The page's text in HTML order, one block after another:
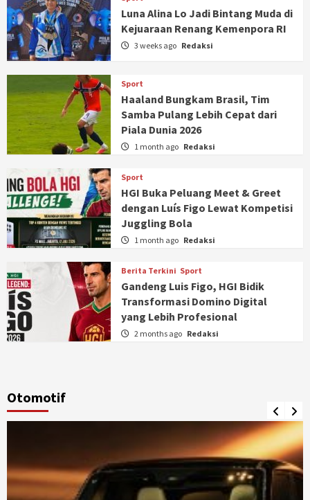
Luna Alina Lo Jadi Bintang Muda di
Kejuaraan Renang Kemenpora RI
3 weeks ago Redaksi
Sport
Haaland Bungkam Brasil, Tim
Samba Pulang Lebih Cepat dari
Piala Dunia 2026
1 month ago Redaksi
Sport
HGI Buka Peluang Meet & Greet
dengan Luís Figo Lewat Kompetisi
Juggling Bola
1 month ago Redaksi
Berita Terkini Sport
Gandeng Luis Figo, HGI Bidik
Transformasi Domino Digital
yang Lebih Profesional
2 months ago Redaksi
Otomotif